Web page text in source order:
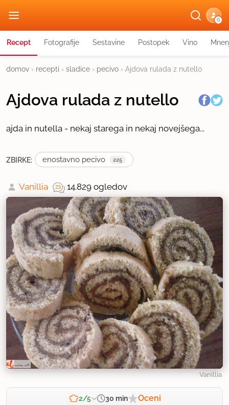
G
Recept Fotografije Sestavine Postopek Vino
domov › recepti › sladice › pecivo › Ajdova rulada z nutello
Ajdova rulada z nutello
ajda in nutella - nekaj starega in nekaj novejšega...
ZBIRKE: enostavno pecivo 225
Vanillia 14.829 ogledov
Vanillia
2/5 30 min Oceni